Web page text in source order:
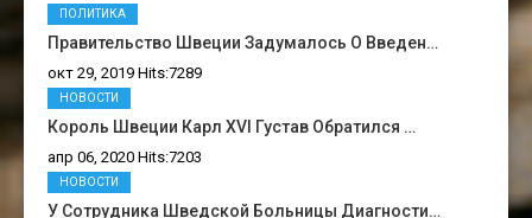
Правительство Швеции Задумалось О Введен…
окт 29, 2019 Hits:7289
ПОЛИТИКА
Король Швеции Карл XVI Густав Обратился …
апр 06, 2020 Hits:7203
НОВОСТИ
У Сотрудника Шведской Больницы Диагности…
НОВОСТИ